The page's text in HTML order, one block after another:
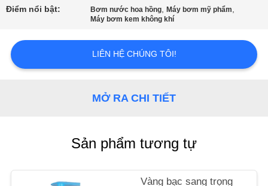
THAM
QUAN
Điểm nổi bật: Bơm nước hoa hồng,Máy bơm mỹ phẩm,
Máy bơm kem không khí
LIÊN HỆ CHÚNG TÔI!
MỞ RA CHI TIẾT
Sản phẩm tương tự
Vàng bạc sang trọng